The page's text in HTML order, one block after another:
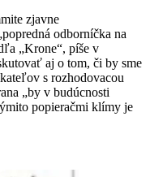
zjavne
odborníčka na
„Krone“, píše v
aj o tom, či by sme
s rozhodovacou
„by v budúcnosti
popieračmi klímy je